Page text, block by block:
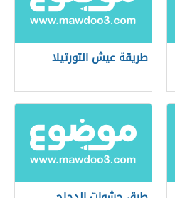
طريقة عيش التورتيلا